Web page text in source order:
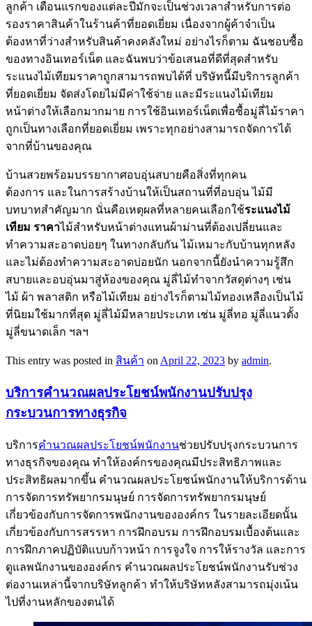
ลูกค้า เดือนแรกของแต่ละปีมักจะเป็นช่วงเวลาสำหรับการต่อ
รองราคาสินค้าในร้านค้าที่ยอดเยี่ยม เนื่องจากผู้ค้าจำเป็น
ต้องหาที่ว่างสำหรับสินค้าคงคลังใหม่ อย่างไรก็ตาม ฉันชอบซื้อ
ของทางอินเทอร์เน็ต และฉันพบว่าข้อเสนอที่ดีที่สุดสำหรับ
ระแนงไม้เทียมราคาถูกสามารถพบได้ที่ บริษัทนี้มีบริการลูกค้า
ที่ยอดเยี่ยม จัดส่งโดยไม่มีค่าใช้จ่าย และมีระแนงไม้เทียม
หน้าต่างให้เลือกมากมาย การใช้อินเทอร์เน็ตเพื่อซื้อมู่ลี่ไม้ราคา
ถูกเป็นทางเลือกที่ยอดเยี่ยม เพราะทุกอย่างสามารถจัดการได้
จากที่บ้านของคุณ
บ้านสวยพร้อมบรรยากาศอบอุ่นสบายคือสิ่งที่ทุกคน
ต้องการ และในการสร้างบ้านให้เป็นสถานที่ที่อบอุ่น ไม้มี
บทบาทสำคัญมาก นั่นคือเหตุผลที่หลายคนเลือกใช้ระแนงไม้
เทียม ราคาไม้สำหรับหน้าต่างแทนผ้าม่านที่ต้องเปลี่ยนและ
ทำความสะอาดบ่อยๆ ในทางกลับกัน ไม้เหมาะกับบ้านทุกหลัง
และไม่ต้องทำความสะอาดบ่อยนัก นอกจากนี้ยังนำความรู้สึก
สบายและอบอุ่นมาสู่ห้องของคุณ มู่ลี่ไม้ทำจากวัสดุต่างๆ เช่น
ไม้ ผ้า พลาสติก หรือไม้เทียม อย่างไรก็ตามไม้ทองเหลืองเป็นไม้
ที่นิยมใช้มากที่สุด มู่ลี่ไม้มีหลายประเภท เช่น มู่ลี่ทอ มู่ลี่แนวตั้ง
มู่ลี่ขนาดเล็ก ฯลฯ
This entry was posted in สินค้า on April 22, 2023 by admin.
บริการคำนวณผลประโยชน์พนักงานปรับปรุง
กระบวนการทางธุรกิจ
บริการคำนวณผลประโยชน์พนักงานช่วยปรับปรุงกระบวนการ
ทางธุรกิจของคุณ ทำให้องค์กรของคุณมีประสิทธิภาพและ
ประสิทธิผลมากขึ้น คำนวณผลประโยชน์พนักงานให้บริการด้าน
การจัดการทรัพยากรมนุษย์ การจัดการทรัพยากรมนุษย์
เกี่ยวข้องกับการจัดการพนักงานขององค์กร ในรายละเอียดนั้น
เกี่ยวข้องกับการสรรหา การฝึกอบรม การฝึกอบรมเบื้องต้นและ
การฝึกภาคปฏิบัติแบบก้าวหน้า การจูงใจ การให้รางวัล และการ
ดูแลพนักงานขององค์กร คำนวณผลประโยชน์พนักงานรับช่วง
ต่องานเหล่านี้จากบริษัทลูกค้า ทำให้บริษัทหลังสามารถมุ่งเน้น
ไปที่งานหลักของตนได้